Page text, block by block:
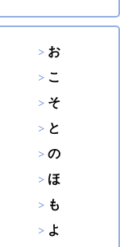
お
こ
そ
と
の
ほ
も
よ